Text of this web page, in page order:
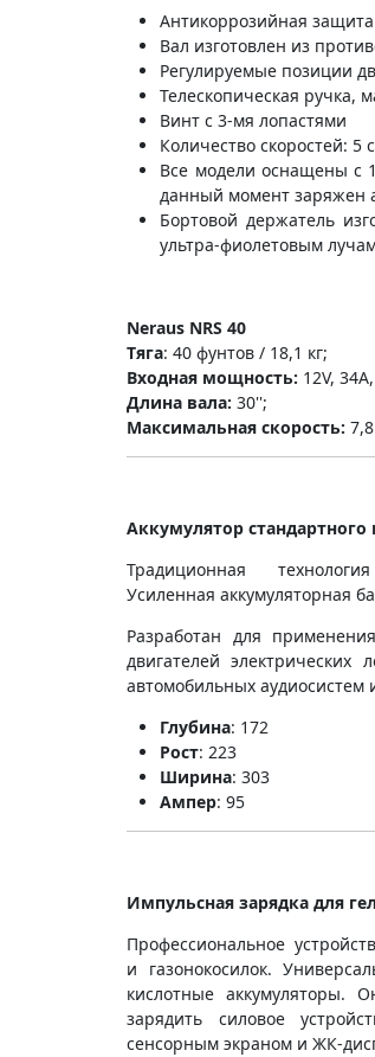
Антикоррозийная
Вал изготовлен из
Регулируемые позиции
Телескопическая ручка,
Винт с 3-мя лопастями
Количество скоростей: 5
Все модели оснащены с
данный момент заряжен
Бортовой держатель
ультра-фиолетовым
Neraus NRS 40
Тяга: 40 фунтов / 18,1 кг;
Входная мощность: 12V,
Длина вала: 30'';
Максимальная скорость:
Аккумулятор стандартного
Традиционная
Усиленная аккумуляторная
Разработан для
двигателей электрических
автомобильных аудиосистем
Глубина: 172
Рост: 223
Ширина: 303
Ампер: 95
Импульсная зарядка для
Профессиональное
и газонокосилок.
кислотные аккумуляторы.
зарядить силовое
сенсорным экраном и ЖК-